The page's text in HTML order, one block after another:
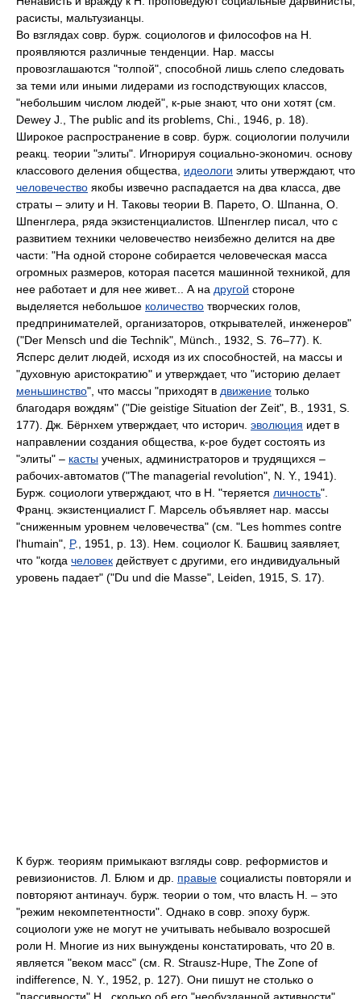
расисты, мальтузианцы.
Во взглядах совр. бурж. социологов и философов на Н.
проявляются различные тенденции. Нар. массы
провозглашаются "толпой", способной лишь слепо следовать
за теми или иными лидерами из господствующих классов,
"небольшим числом людей", к-рые знают, что они хотят (см.
Dewey J., The public and its problems, Chi., 1946, p. 18).
Широкое распространение в совр. бурж. социологии получили
реакц. теории "элиты". Игнорируя социально-экономич. основу
классового деления общества, идеологи элиты утверждают, что
человечество якобы извечно распадается на два класса, две
страты – элиту и Н. Таковы теории В. Парето, О. Шпанна, О.
Шпенглера, ряда экзистенциалистов. Шпенглер писал, что с
развитием техники человечество неизбежно делится на две
части: "На одной стороне собирается человеческая масса
огромных размеров, которая пасется машинной техникой, для
нее работает и для нее живет... А на другой стороне
выделяется небольшое количество творческих голов,
предпринимателей, организаторов, открывателей, инженеров"
("Der Mensch und die Technik", Münch., 1932, S. 76–77). К.
Ясперс делит людей, исходя из их способностей, на массы и
"духовную аристократию" и утверждает, что "историю делает
меньшинство", что массы "приходят в движение только
благодаря вождям" ("Die geistige Situation der Zeit", В., 1931, S.
177). Дж. Бёрнхем утверждает, что историч. эволюция идет в
направлении создания общества, к-рое будет состоять из
"элиты" – касты ученых, администраторов и трудящихся –
рабочих-автоматов ("The managerial revolution", N. Y., 1941).
Бурж. социологи утверждают, что в Н. "теряется личность".
Франц. экзистенциалист Г. Марсель объявляет нар. массы
"сниженным уровнем человечества" (см. "Les hommes contre
l'humain", P., 1951, p. 13). Нем. социолог К. Башвиц заявляет,
что "когда человек действует с другими, его индивидуальный
уровень падает" ("Du und die Masse", Leiden, 1915, S. 17).
К бурж. теориям примыкают взгляды совр. реформистов и
ревизионистов. Л. Блюм и др. правые социалисты повторяли и
повторяют антинауч. бурж. теории о том, что власть Н. – это
"режим некомпетентности". Однако в совр. эпоху бурж.
социологи уже не могут не учитывать небывало возросшей
роли Н. Многие из них вынуждены констатировать, что 20 в.
является "веком масс" (см. R. Strausz-Hupe, The Zone of
indifference, Ν. Υ., 1952, p. 127). Они пишут не столько о